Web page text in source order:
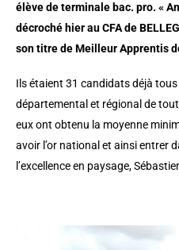
élève de terminale bac. pro. «
décroché hier au CFA de
son titre de Meilleur Apprentis
Ils étaient 31 candidats déjà tous
départemental et régional de
eux ont obtenu la moyenne
avoir l’or national et ainsi entrer
l’excellence en paysage,